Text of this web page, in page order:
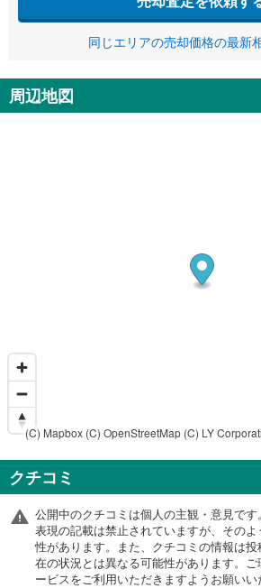
同じエリアの売却価格の最新
周辺地図
(C) Mapbox (C) OpenStreetMap (C) LY
クチコミ
公開中のクチコミは個人の主観・意見で
表現の記載は禁止されていますが、その
性があります。また、クチコミの情報は
在の状況とは異なる可能性があります。
ービスをご利用いただきますようお願いい